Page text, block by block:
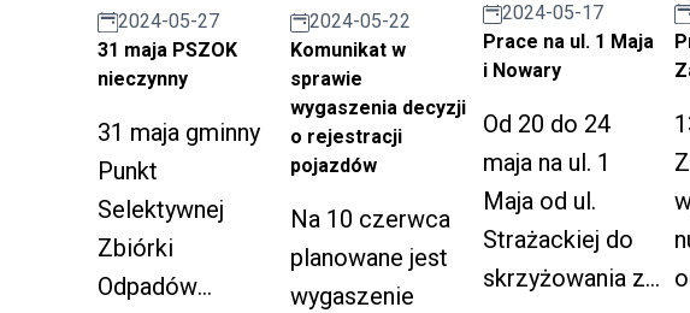
2024-05-27
31 maja PSZOK
nieczynny
31 maja gminny
Punkt
Selektywnej
Zbiórki
Odpadów
2024-05-22
Komunikat w
sprawie
wygaszenia decyzji
o rejestracji
pojazdów
Na 10 czerwca
planowane jest
wygaszenie
2024-05-17
Prace na ul. 1 Maja
i Nowary
Od 20 do 24
maja na ul. 1
Maja od ul.
Strażackiej do
skrzyżowania z